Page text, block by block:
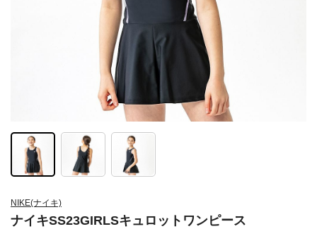
NIKE(ナイキ)
ナイキSS23GIRLSキュロットワンピース